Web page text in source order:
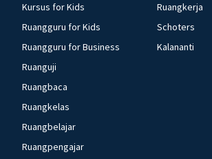
Kursus for Kids
Ruangguru for Kids
Ruangguru for Business
Ruanguji
Ruangbaca
Ruangkelas
Ruangbelajar
Ruangpengajar
Ruangkerja
Schoters
Kalananti